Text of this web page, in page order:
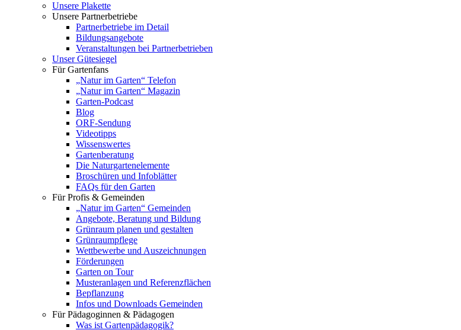
Unsere Plakette
Unsere Partnerbetriebe
Partnerbetriebe im Detail
Bildungsangebote
Veranstaltungen bei Partnerbetrieben
Unser Gütesiegel
Für Gartenfans
„Natur im Garten“ Telefon
„Natur im Garten“ Magazin
Garten-Podcast
Blog
ORF-Sendung
Videotipps
Wissenswertes
Gartenberatung
Die Naturgartenelemente
Broschüren und Infoblätter
FAQs für den Garten
Für Profis & Gemeinden
„Natur im Garten“ Gemeinden
Angebote, Beratung und Bildung
Grünraum planen und gestalten
Grünraumpflege
Wettbewerbe und Auszeichnungen
Förderungen
Garten on Tour
Musteranlagen und Referenzflächen
Bepflanzung
Infos und Downloads Gemeinden
Für Pädagoginnen & Pädagogen
Was ist Gartenpädagogik?